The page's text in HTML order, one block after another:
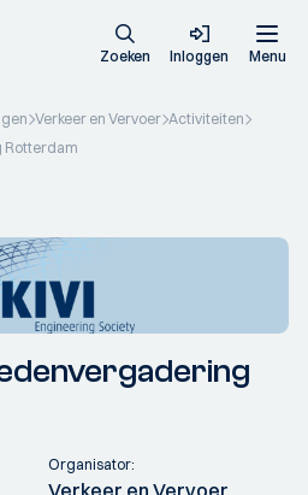
Zoeken Inloggen Menu
Verkeer en Vervoer Activiteiten
Rotterdam
Organisator:
Verkeer en Vervoer